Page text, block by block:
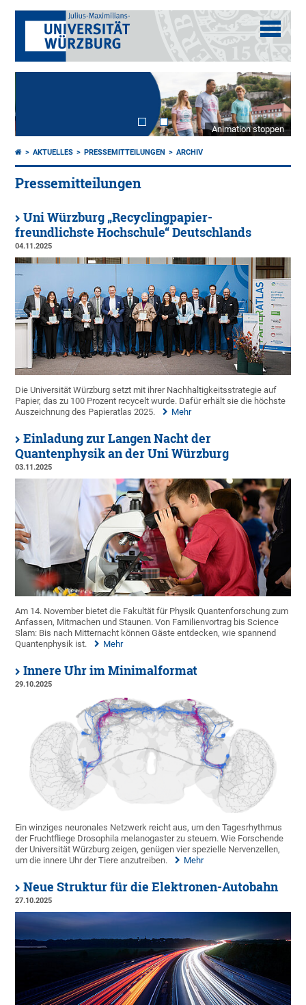
Animation stoppen
AKTUELLES PRESSEMITTEILUNGEN ARCHIV
Pressemitteilungen
Uni Würzburg „Recyclingpapier-
freundlichste Hochschule“ Deutschlands
04.11.2025
Die Universität Würzburg setzt mit ihrer Nachhaltigkeitsstrategie auf
Papier, das zu 100 Prozent recycelt wurde. Dafür erhält sie die höchste
Auszeichnung des Papieratlas 2025.
Mehr
Einladung zur Langen Nacht der
Quantenphysik an der Uni Würzburg
03.11.2025
Am 14. November bietet die Fakultät für Physik Quantenforschung zum
Anfassen, Mitmachen und Staunen. Von Familienvortrag bis Science
Slam: Bis nach Mitternacht können Gäste entdecken, wie spannend
Quantenphysik ist.
Mehr
Innere Uhr im Minimalformat
29.10.2025
Ein winziges neuronales Netzwerk reicht aus, um den Tagesrhythmus
der Fruchtfliege Drosophila melanogaster zu steuern. Wie Forschende
der Universität Würzburg zeigen, genügen vier spezielle Nervenzellen,
um die innere Uhr der Tiere anzutreiben.
Mehr
Neue Struktur für die Elektronen-Autobahn
27.10.2025